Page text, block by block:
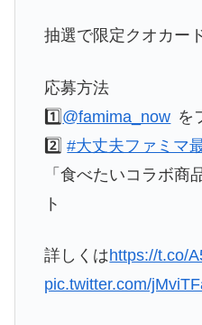
抽選で限定クオカー
応募方法
1️⃣ @famima_now を
2️⃣#大丈夫ファミマ
「食べたいコラボ商
ト
詳しくはhttps://t.co/
pic.twitter.com/